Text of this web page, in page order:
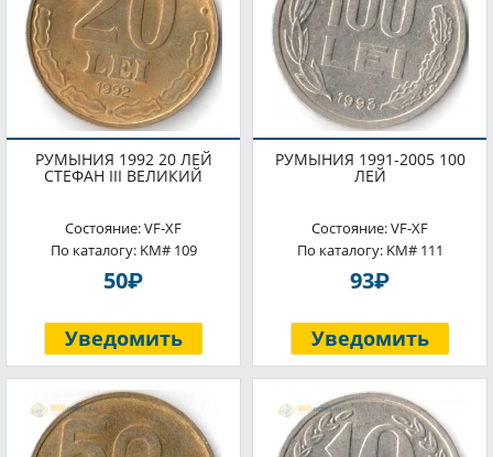
РУМЫНИЯ 1992 20 ЛЕЙ
СТЕФАН III ВЕЛИКИЙ
Состояние: VF-XF
По каталогу: KM# 109
50P
Уведомить
РУМЫНИЯ 1991-2005 100
ЛЕЙ
Состояние: VF-XF
По каталогу: KM# 111
93P
Уведомить